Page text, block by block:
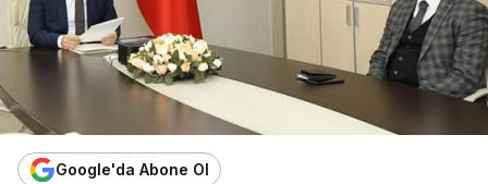
Google'da Abone Ol